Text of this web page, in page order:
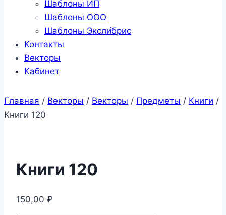
Шаблоны ИП
Шаблоны ООО
Шаблоны Эксли́брис
Контакты
Векторы
Кабинет
Главная / Векторы / Векторы / Предметы / Книги /
Книги 120
Книги 120
150,00 ₽